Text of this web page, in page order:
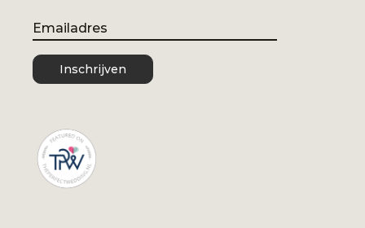
Email
Inschrijven